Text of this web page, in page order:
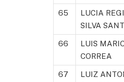
65
LUCIA
SILVA
66
LUIS
CORREA
67
LUIZ